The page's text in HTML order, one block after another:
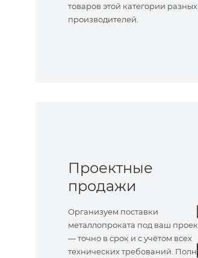
товаров этой категории разных
производителей.
Проектные
продажи
Организуем поставки
металлопроката под ваш
— точно в срок и с учётом всех
технических требований.